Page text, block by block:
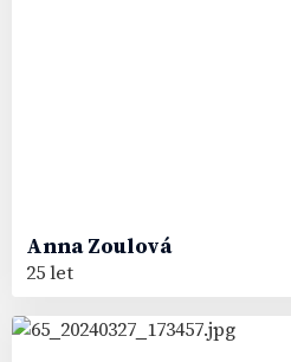
AnnaZoulová
25 let
13